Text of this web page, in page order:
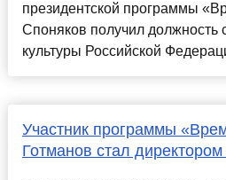
президентской программы
Споняков получил должность
культуры Российской
Участник программы
Готманов стал